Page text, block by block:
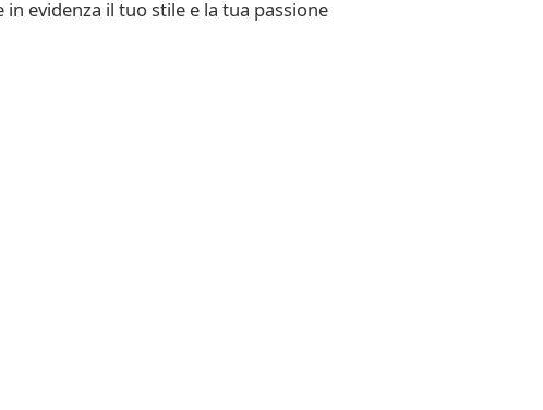
evidenza il tuo stile e la tua passione